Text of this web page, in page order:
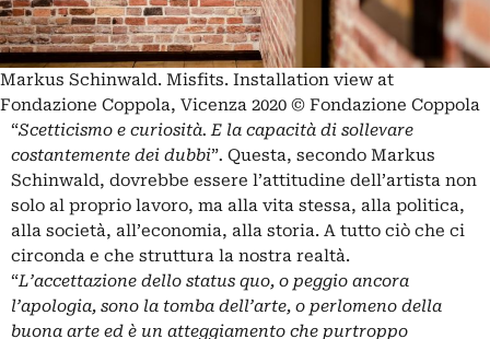
Markus Schinwald. Misfits. Installation view at
Fondazione Coppola, Vicenza 2020 © Fondazione Coppola
“Scetticismo e curiosità. E la capacità di sollevare
costantemente dei dubbi”. Questa, secondo Markus
Schinwald, dovrebbe essere l’attitudine dell’artista non
solo al proprio lavoro, ma alla vita stessa, alla politica,
alla società, all’economia, alla storia. A tutto ciò che ci
circonda e che struttura la nostra realtà.
“L’accettazione dello status quo, o peggio ancora
l’apologia, sono la tomba dell’arte, o perlomeno della
buona arte ed è un atteggiamento che purtroppo